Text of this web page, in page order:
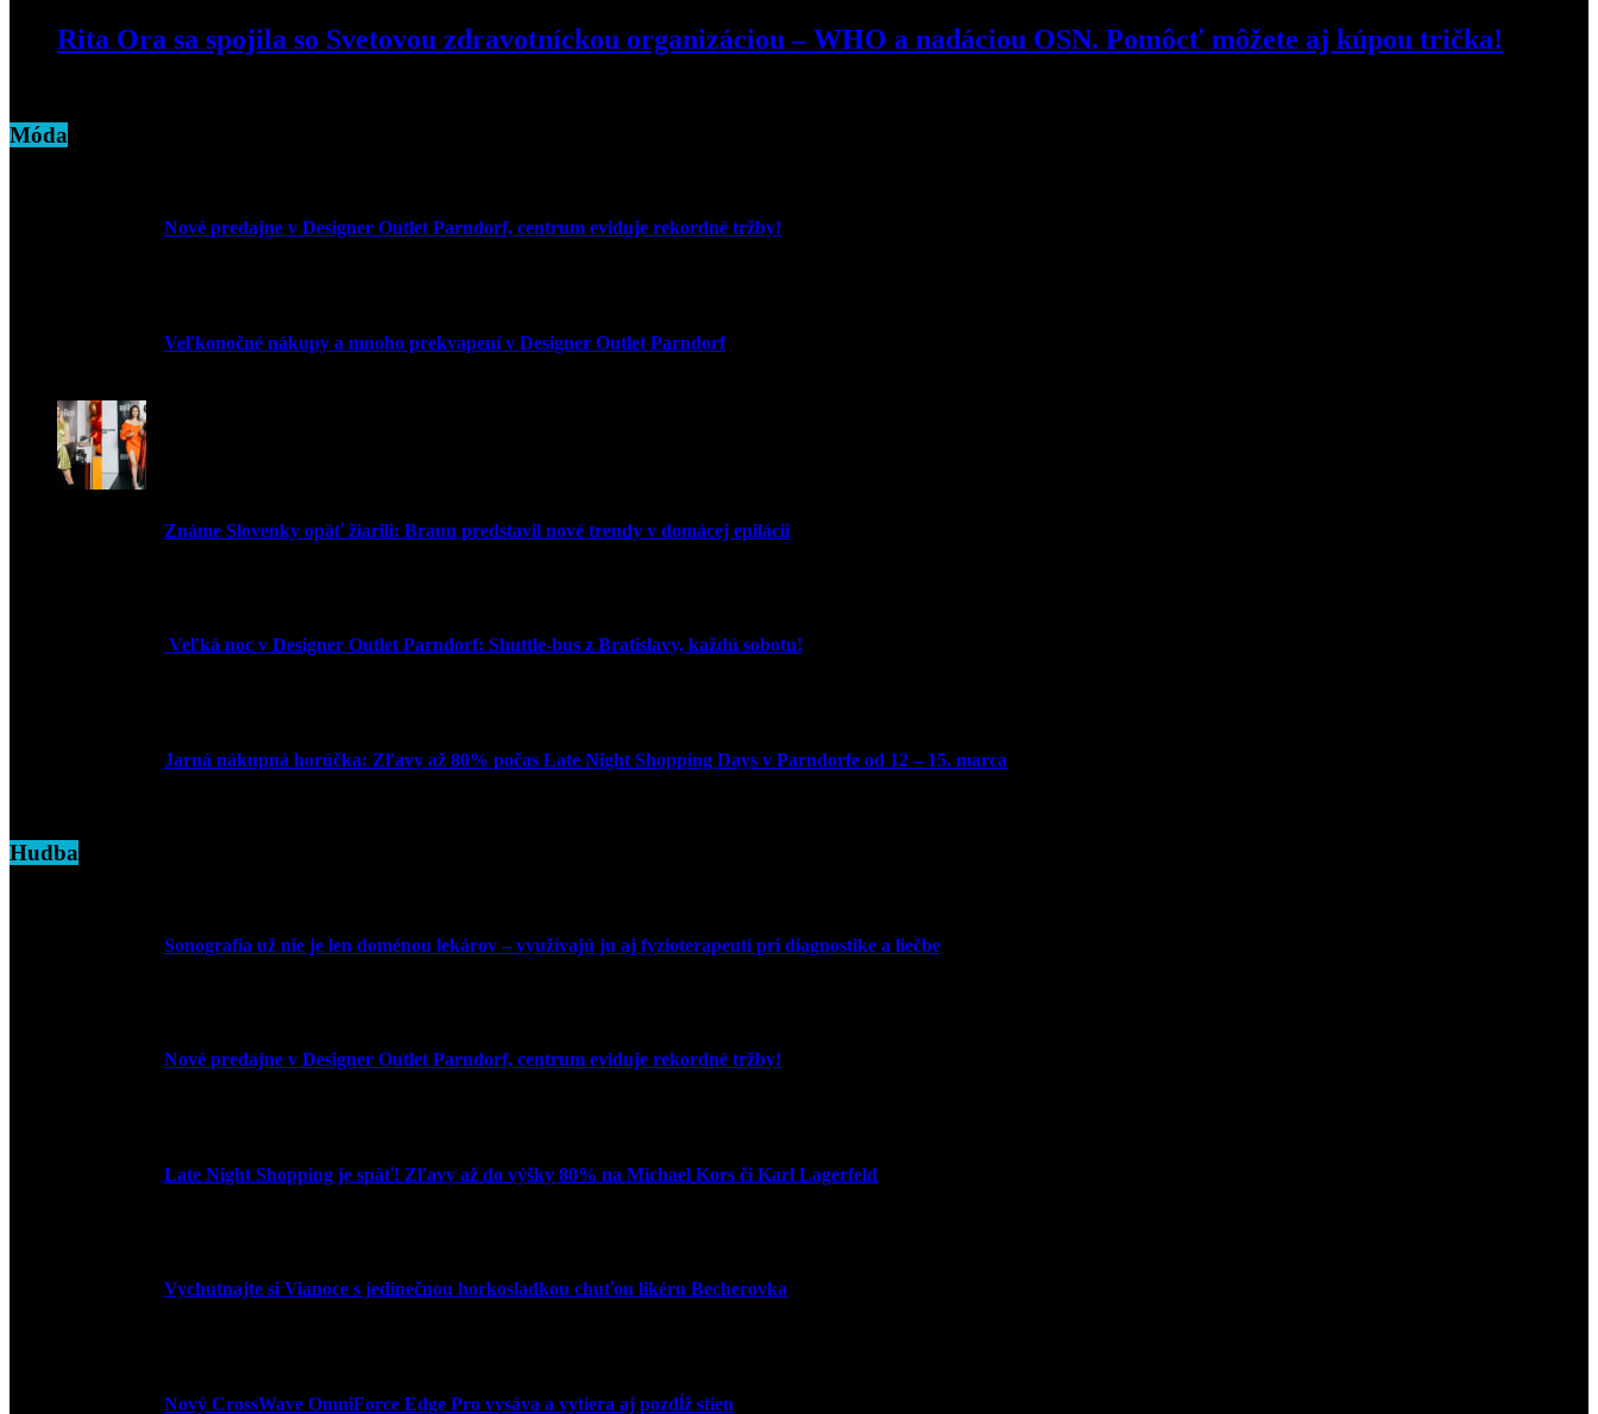
Rita Ora sa spojila so Svetovou zdravotníckou organizáciou – WHO a nadáciou OSN. Pomôcť môžete aj kúpou trička!
Móda
Nové predajne v Designer Outlet Parndorf, centrum eviduje rekordné tržby!
Veľkonočné nákupy a mnoho prekvapení v Designer Outlet Parndorf
Známe Slovenky opäť žiarili: Braun predstavil nové trendy v domácej epilácii
Veľká noc v Designer Outlet Parndorf: Shuttle-bus z Bratislavy, každú sobotu!
Jarná nákupná horúčka: Zľavy až 80% počas Late Night Shopping Days v Parndorfe od 12 – 15. marca
Hudba
Sonografia už nie je len doménou lekárov – využívajú ju aj fyzioterapeuti pri diagnostike a liečbe
Nové predajne v Designer Outlet Parndorf, centrum eviduje rekordné tržby!
Late Night Shopping je späť! Zľavy až do výšky 80% na Michael Kors či Karl Lagerfeld
Vychutnajte si Vianoce s jedinečnou horkosladkou chuťou likéru Becherovka
Nový CrossWave OmniForce Edge Pro vysáva a vytiera aj pozdĺž stien